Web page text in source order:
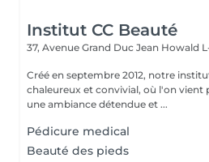
Institut CC Beauté
37, Avenue Grand Duc Jean Howald
Créé en septembre 2012, notre
chaleureux et convivial, où l'on vient
une ambiance détendue et ...
Pédicure medical
Beauté des pieds